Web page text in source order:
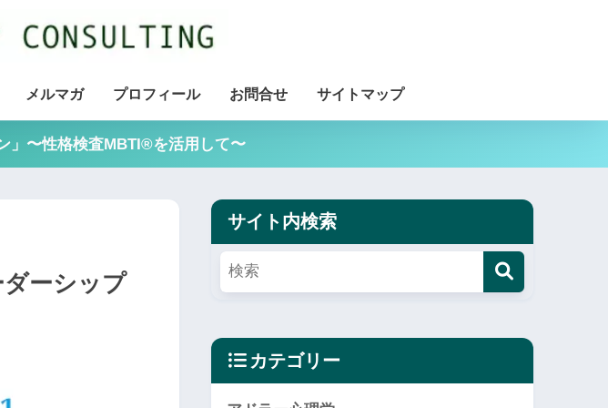
メルマガ プロフィール お問合せ サイトマップ
」〜性格検査MBTI®を活用して〜
ーシップ
サイト内検索
カテゴリー